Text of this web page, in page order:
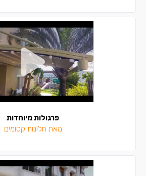
פרגולות מיוחדות
מאת חלונות קסומים